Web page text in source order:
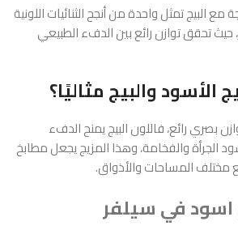
البيج تمثل واحدة من أنجح الثنائيات اللونية
تحقق توازن رائع بين الدفء الطبيعي
الأسود والبيج مثاليًا؟
بصري رائع، فاللون البيج يمنح الدفء
الجرأة والفخامة، وهذا المزيج يجعل مطابخ
مختلف المساحات والأذواق.
اسود في سيلفر